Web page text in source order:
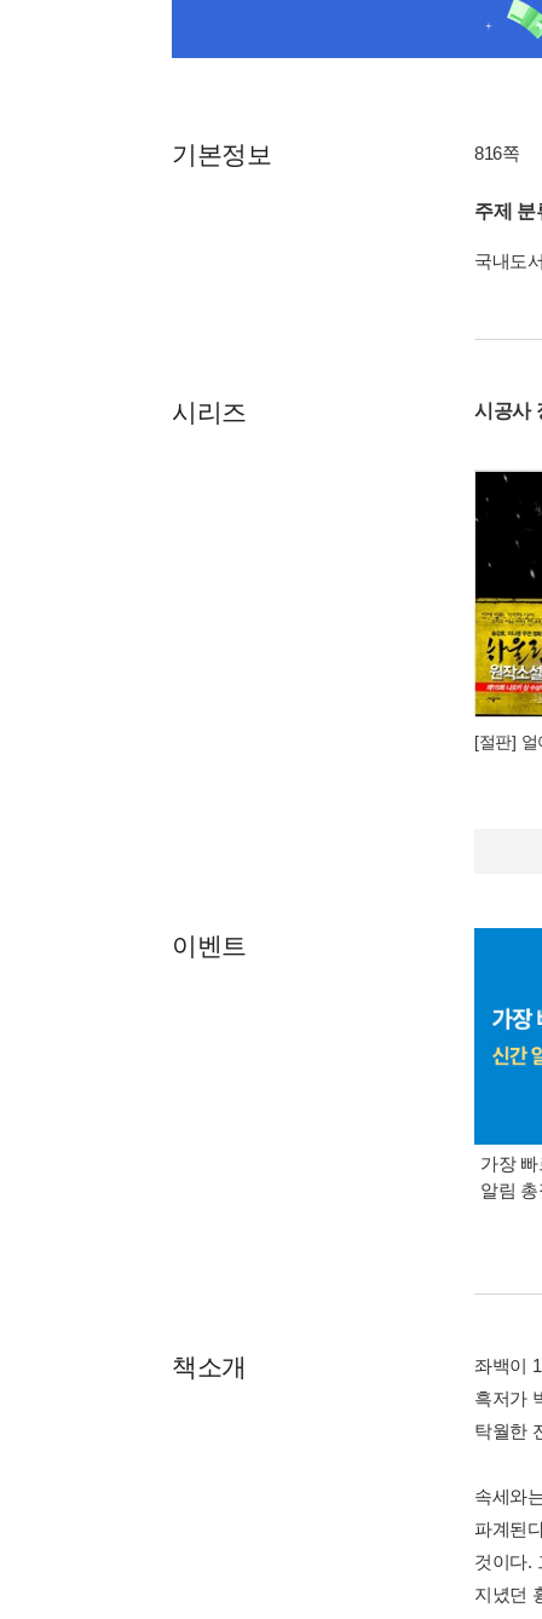
기본정보 816쪽
주제 분
국내도
시리즈 시공사
[절판]
이벤트
가장
알림
책소개
좌백이
흑저가
탁월한
속세와
파계된
것이다.
지녔던